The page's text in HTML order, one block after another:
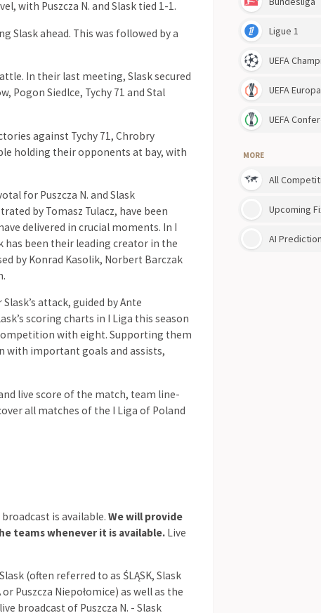
Sprawdź najciekawsze sytuacje, bramki, gole i interesujące
nas znajdziesz skróty z wielu meczów w tym również ze
jakim jest Piłka nożna.